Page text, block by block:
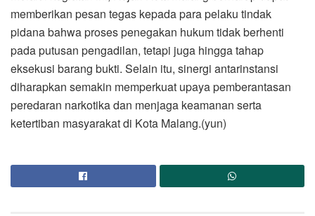
memberikan pesan tegas kepada para pelaku tindak
pidana bahwa proses penegakan hukum tidak berhenti
pada putusan pengadilan, tetapi juga hingga tahap
eksekusi barang bukti. Selain itu, sinergi antarinstansi
diharapkan semakin memperkuat upaya pemberantasan
peredaran narkotika dan menjaga keamanan serta
ketertiban masyarakat di Kota Malang.(yun)